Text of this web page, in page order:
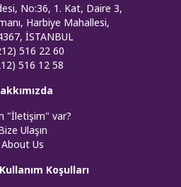
No:36, 1. Kat, Daire 3,
Harbiye Mahallesi,
İSTANBUL
516 22 60
516 12 58
"İletişim" var?
Ulaşın
About Us
Koşulları